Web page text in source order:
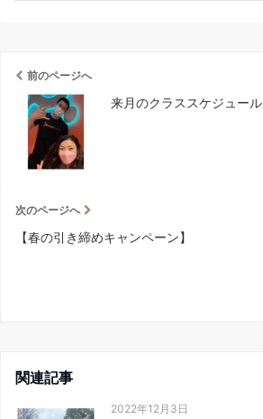
前のページへ
来月のクラススケジュール
次のページへ
【春の引き締めキャンペーン】
関連記事
2022年12月3日